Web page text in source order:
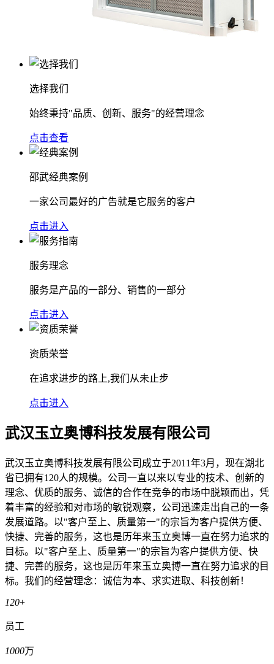
选择我们
始终秉持"品质、创新、服务"的经营理念
点击查看
邵武经典案例
一家公司最好的广告就是它服务的客户
点击进入
服务理念
服务是产品的一部分、销售的一部分
点击进入
资质荣誉
在追求进步的路上,我们从未止步
点击进入
武汉玉立奥博科技发展有限公司
武汉玉立奥博科技发展有限公司成立于2011年3月，现在湖北
省已拥有120人的规模。公司一直以来以专业的技术、创新的
理念、优质的服务、诚信的合作在竞争的市场中脱颖而出，凭
着丰富的经验和对市场的敏锐观察，公司迅速走出自己的一条
发展道路。以"客户至上、质量第一"的宗旨为客户提供方便、
快捷、完善的服务，这也是历年来玉立奥博一直在努力追求的
目标。以"客户至上、质量第一"的宗旨为客户提供方便、快
捷、完善的服务，这也是历年来玉立奥博一直在努力追求的目
标。我们的经营理念：诚信为本、求实进取、科技创新！
120+
员工
1000万